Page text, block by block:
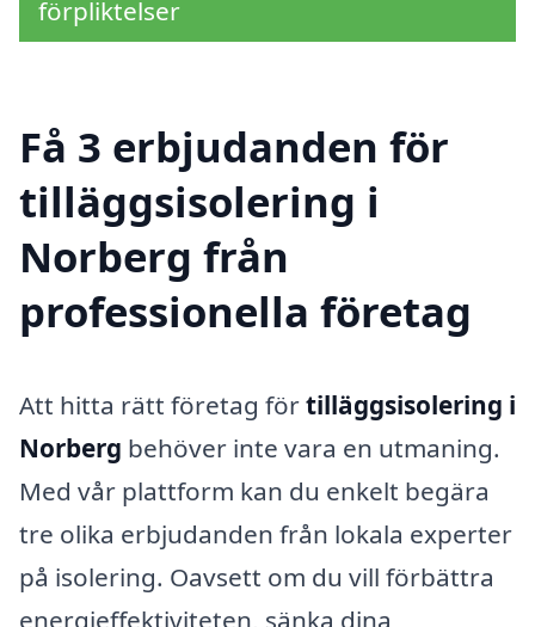
förpliktelser
Få 3 erbjudanden för
tilläggsisolering i
Norberg från
professionella företag
Att hitta rätt företag förtilläggsisolering i
Norberg behöver inte vara en utmaning.
Med vår plattform kan du enkelt begära
tre olika erbjudanden från lokala experter
på isolering. Oavsett om du vill förbättra
energieffektiviteten, sänka dina